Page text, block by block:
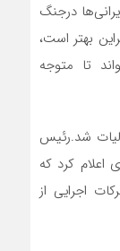
درجنگ
بهتر است،
تا متوجه
شد.رئیس
اعلام کرد که
اجرایی از